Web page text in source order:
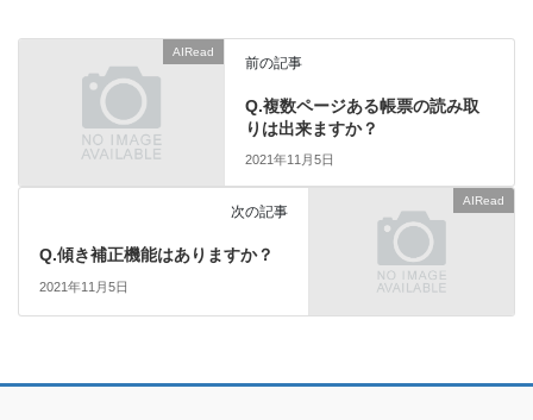
AIRead
前の記事
Q.複数ページある帳票の読み取
りは出来ますか？
2021年11月5日
AIRead
次の記事
Q.傾き補正機能はありますか？
2021年11月5日